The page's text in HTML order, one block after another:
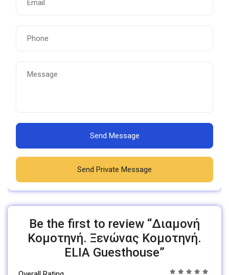
Send Message
Send Private Message
Be the first to review “Διαμονή
Κομοτηνή. Ξενώνας Κομοτηνή.
ELIA Guesthouse”